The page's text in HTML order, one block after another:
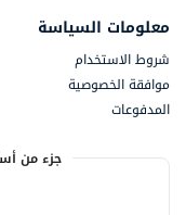
معلومات السياسة
شروط الاستخدام
موافقة الخصوصية
المدفوعات
جزء من